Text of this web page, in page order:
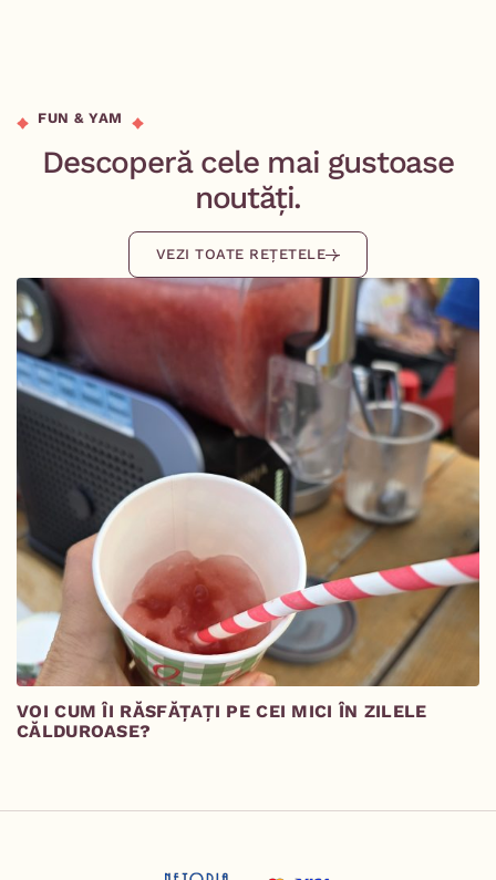
FUN & YAM
Descoperă cele mai gustoase
noutăți.
VEZI TOATE REȚETELE
VOI CUM ÎI RĂSFĂȚAȚI PE CEI MICI ÎN ZILELE
CĂLDUROASE?